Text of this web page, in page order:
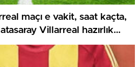
maçı e vakit, saat kaçta,
Villarreal hazırlık